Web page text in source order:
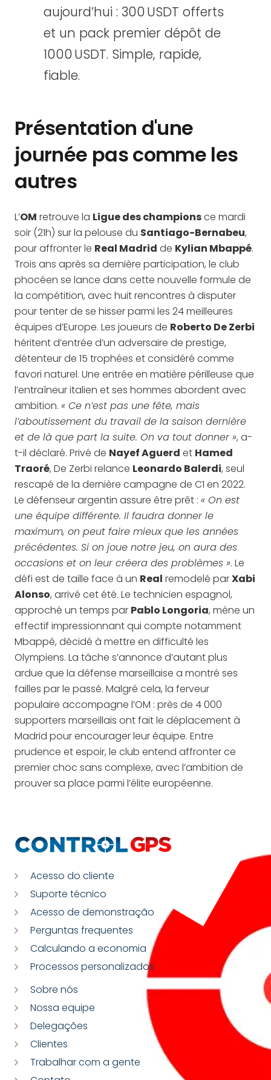
aujourd’hui : 300 USDT offerts
et un pack premier dépôt de
1000 USDT. Simple, rapide,
fiable.
Présentation d'une
journée pas comme les
autres
L’OM retrouve la Ligue des championsce mardi
soir (21h) sur la pelouse du Santiago-Bernabeu,
pour affronter le Real Madrid de Kylian Mbappé.
Trois ans après sa dernière participation, le club
phocéen se lance dans cette nouvelle formule de
la compétition, avec huit rencontres à disputer
pour tenter de se hisser parmi les 24 meilleures
équipes d’Europe. Les joueurs de Roberto De Zerbi
héritent d’entrée d’un adversaire de prestige,
détenteur de 15 trophées et considéré comme
favori naturel. Une entrée en matière périlleuse que
l’entraîneur italien et ses hommes abordent avec
ambition. « Ce n’est pas une fête, mais
l’aboutissement du travail de la saison dernière
et de là que part la suite. On va tout donner », a-
t-il déclaré. Privé de Nayef Aguerd et Hamed
Traoré, De Zerbi relance Leonardo Balerdi, seul
rescapé de la dernière campagne de C1 en 2022.
Le défenseur argentin assure être prêt : « On est
une équipe différente. Il faudra donner le
maximum, on peut faire mieux que les années
précédentes. Si on joue notre jeu, on aura des
occasions et on leur créera des problèmes ». Le
défi est de taille face à un Real remodelé parXabi
Alonso, arrivé cet été. Le technicien espagnol,
approché un temps par Pablo Longoria, mène un
effectif impressionnant qui compte notamment
Mbappé, décidé à mettre en difficulté les
Olympiens. La tâche s’annonce d’autant plus
ardue que la défense marseillaise a montré ses
failles par le passé. Malgré cela, la ferveur
populaire accompagne l’OM : près de 4 000
supporters marseillais ont fait le déplacement à
Madrid pour encourager leur équipe. Entre
prudence et espoir, le club entend affronter ce
premier choc sans complexe, avec l’ambition de
prouver sa place parmi l’élite européenne.
Acesso do cliente
Suporte técnico
Acesso de demonstração
Perguntas frequentes
Calculando a economia
Processos personalizados
Sobre nós
Nossa equipe
Delegações
Clientes
Trabalhar com a gente